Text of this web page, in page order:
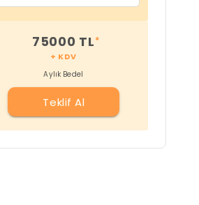
75000 TL*
+ KDV
Aylık Bedel
Teklif Al